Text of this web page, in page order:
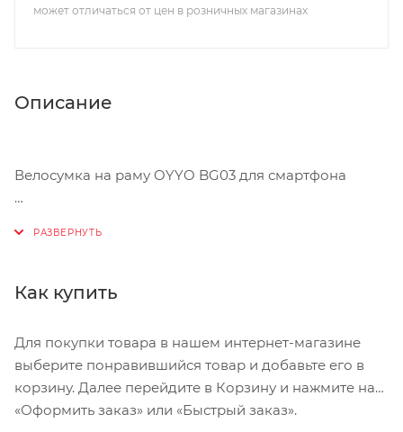
может отличаться от цен в розничных магазинах
Описание
Велосумка на раму OYYO BG03 для смартфона
спокойно пользоваться смартфоном, не вынимая
взаимодействовать с экраном без каких-либо
задержек. Отсек имеет противоударную кромку из
пластика и подойдет для устройств с диагональю от
4.7 до 7.5ʺ. Доступ к основному отделению защищен
Как купить
Для покупки товара в нашем интернет-магазине
выберите понравившийся товар и добавьте его в
корзину. Далее перейдите в Корзину и нажмите на
«Оформить заказ» или «Быстрый заказ».